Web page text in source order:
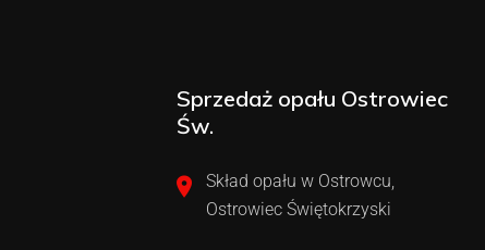
Sprzedaż opału Ostrowiec
Św.
Skład opału w Ostrowcu,
Ostrowiec Świętokrzyski